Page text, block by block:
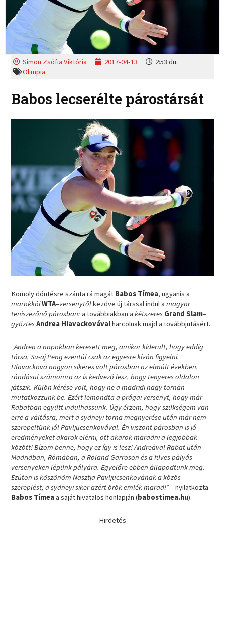
Simon Zsófia Viktória 2017-04-13
2:53 du.
Olimpia
Babos lecserélte párostársát
Komoly döntésre szánta rá magát Babos Tímea, ugyanis a
marokkóiWTA–versenytőlkezdve új társsal indul amagyar
teniszezőnőpárosban:a továbbiakban akétszeres Grand Slam–
győztesAndrea Hlavackovávalharcolnak majd a továbbjutásért.
„Andrea a napokban keresett meg, amikor kiderült, hogy eddig
társa, Su-aj Peng ezentúl csak az egyesre kíván figyelni.
Hlavackova nagyon sikeres volt párosban az elmúlt években,
ráadásul számomra az is kedvező lesz, hogy tenyeres oldalon
játszik. Külön kérése volt, hogy ne a madridi nagy tornán
mutatkozzunk be. Ezért lemondta a prágai versenyt, hogy már
Rabatban együtt indulhassunk. Úgy érzem, hogy szükségem van
erre a váltásra, mert a sydneyi torna megnyerése után már nem
szerepeltünk jól Pavljucsenkovával. Én viszont párosban is jó
eredményeket akarok elérni, ott akarok maradni a legjobbak
között! Bízom benne, hogy ez így is lesz! Andreával Rabat után
Madridban,Rómában, a Roland Garroson és a füves pályás
versenyeken lépünk pályára. Egyelőre ebben állapodtunk meg.
Ezúton is köszönöm Nasztja Pavljucsenkovának a közös
szereplést, a sydneyi siker azért örök emlék marad!”– nyilatkozta
Babos Tímeaa saját hivatalos honlapján (babostimea.hu).
Hirdetés